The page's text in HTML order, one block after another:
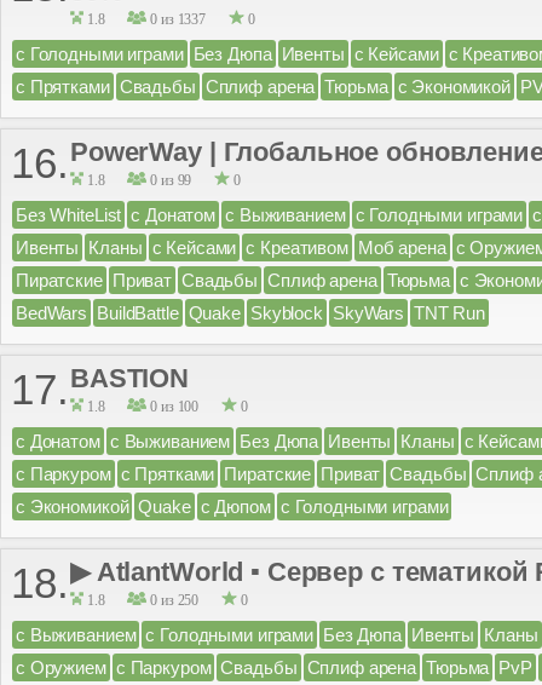
1.8 0 из 1337 0
с Голодными играми Без Дюпа Ивенты с Кейсами с
с Прятками Свадьбы Сплиф арена Тюрьма с Экономикой
16. PowerWay | Глобальное
1.8 0 из 99 0
Без WhiteList с Донатом с Выживанием с Голодными играми
Ивенты Кланы с Кейсами с Креативом Моб арена с
Пиратские Приват Свадьбы Сплиф арена Тюрьма с
BedWars BuildBattle Quake Skyblock SkyWars TNT Run
17. BASTION
1.8 0 из 100 0
с Донатом с Выживанием Без Дюпа Ивенты Кланы с
с Паркуром с Прятками Пиратские Приват Свадьбы Сплиф
с Экономикой Quake с Дюпом с Голодными играми
18.▶ AtlantWorld ▪ Сервер с тематикой
1.8 0 из 250 0
с Выживанием с Голодными играми Без Дюпа Ивенты Кланы
с Оружием с Паркуром Свадьбы Сплиф арена Тюрьма PvP